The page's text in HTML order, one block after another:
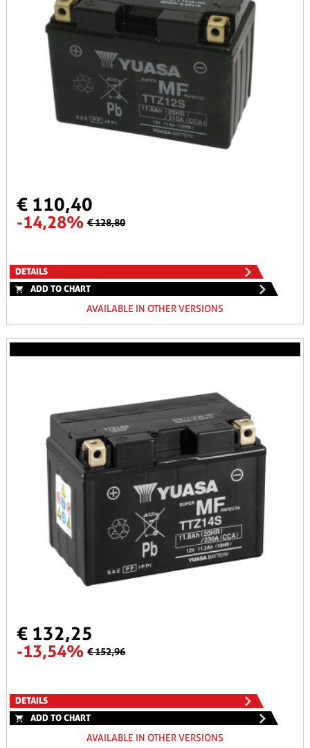
€ 110,40
-14,28% € 128,80
DETAILS
ADD TO CHART
AVAILABLE IN OTHER VERSIONS
€ 132,25
-13,54% € 152,96
DETAILS
ADD TO CHART
AVAILABLE IN OTHER VERSIONS